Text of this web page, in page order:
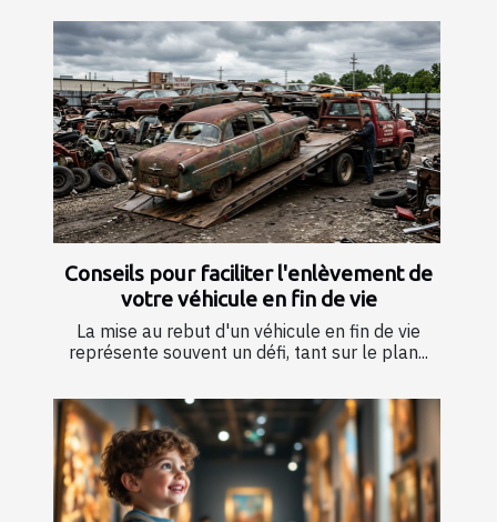
Conseils pour faciliter l'enlèvement de
votre véhicule en fin de vie
La mise au rebut d'un véhicule en fin de vie
représente souvent un défi, tant sur le plan...